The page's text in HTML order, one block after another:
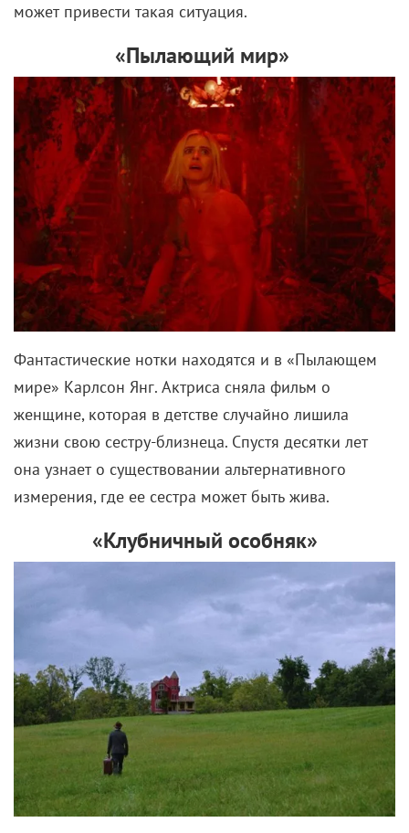
может привести такая ситуация.
«Пылающий мир»
Фантастические нотки находятся и в «Пылающем
мире» Карлсон Янг. Актриса сняла фильм о
женщине, которая в детстве случайно лишила
жизни свою сестру-близнеца. Спустя десятки лет
она узнает о существовании альтернативного
измерения, где ее сестра может быть жива.
«Клубничный особняк»